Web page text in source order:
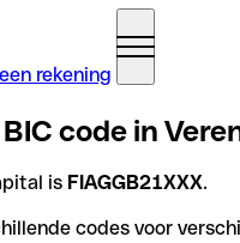
rekening
code in
is FIAGGB21XXX.
codes voor